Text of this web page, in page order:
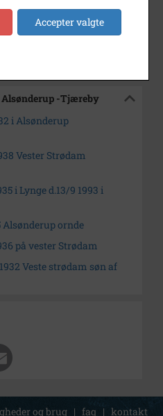
Alsønderup -
-Tjæreby
i Alsønderup
Vester Strødam
i Lynge d.13/9 1993 i
Alsønderup ornde
på vester Strødam
Veste strødam søn af
og brug | faq | kontakt
Accepter valgte